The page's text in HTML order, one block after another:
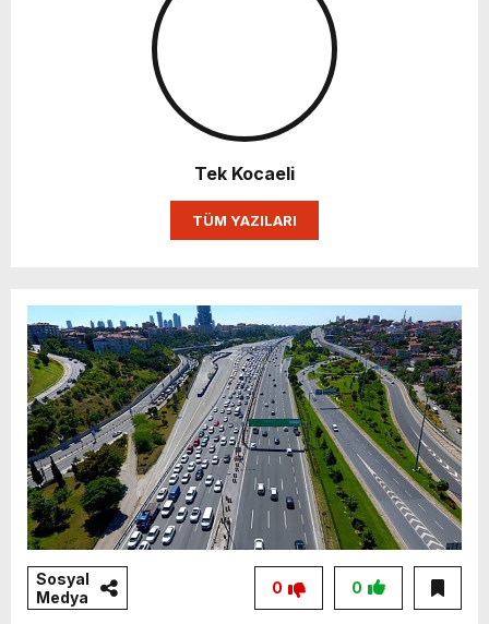
Tek Kocaeli
TÜM YAZILARI
Sosyal
Medya
0
0